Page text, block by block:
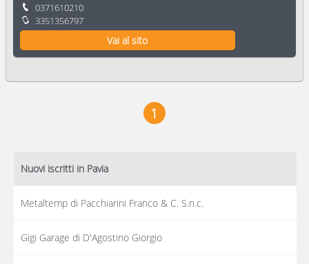
0371610210
3351356797
Vai al sito
1
Nuovi iscritti in Pavia
Metaltemp di Pacchiarini Franco & C. S.n.c.
Gigi Garage di D'Agostino Giorgio